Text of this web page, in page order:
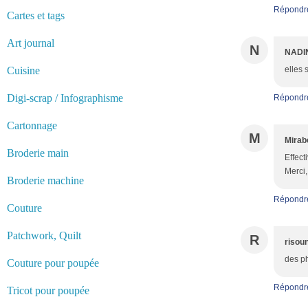
Cartes et tags
Art journal
Cuisine
Digi-scrap / Infographisme
Cartonnage
Broderie main
Broderie machine
Couture
Patchwork, Quilt
Couture pour poupée
Tricot pour poupée
N
elles
M
R
des